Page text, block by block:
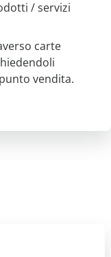
/ servizi
carte
vendita.